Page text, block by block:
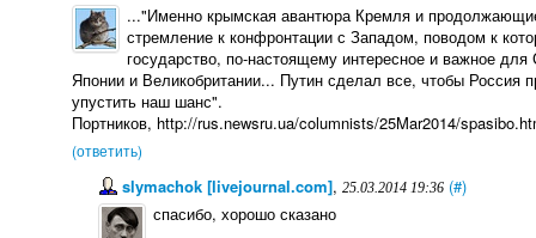
..."Именно крымская авантюра Кремля и
стремление к конфронтации с Западом, поводом к
государство, по-настоящему интересное и важное
Японии и Великобритании... Путин сделал все, чтобы Россия
упустить наш шанс".
Портников, http://rus.newsru.ua/columnists/25Mar2014/
(ответить)
slymachok [livejournal.com], 25.03.2014 19:36 (#)
спасибо, хорошо сказано